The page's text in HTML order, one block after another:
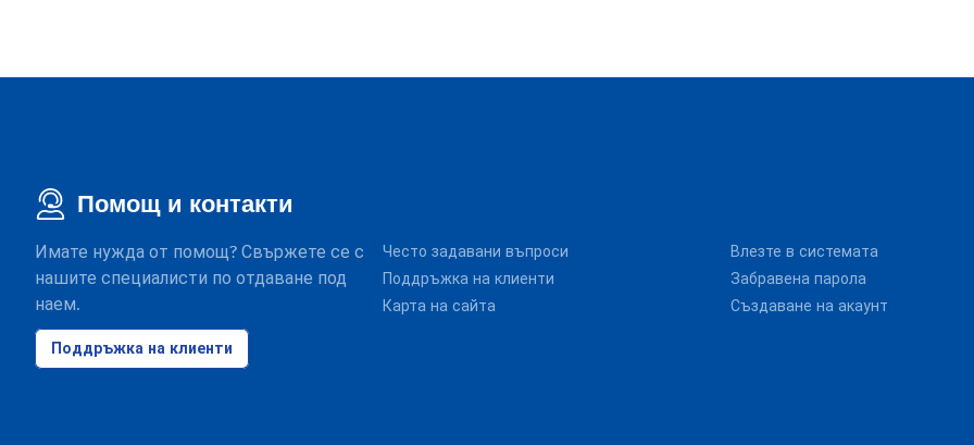
Помощ и контакти
Имате нужда от помощ? Свържете се с
нашите специалисти по отдаване под
наем.
Поддръжка на клиенти
Често задавани въпроси
Поддръжка на клиенти
Карта на сайта
Влезте в системата
Забравена парола
Създаване на акаунт